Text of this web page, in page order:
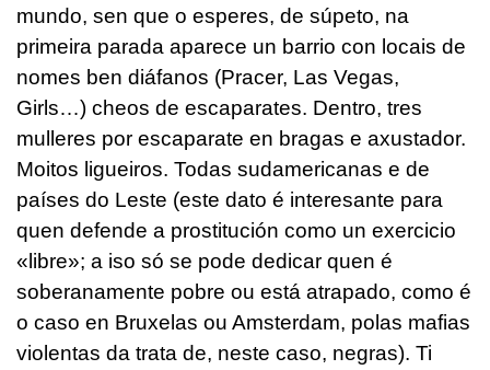
mundo, sen que o esperes, de súpeto, na
primeira parada aparece un barrio con locais de
nomes ben diáfanos (Pracer, Las Vegas,
Girls…) cheos de escaparates. Dentro, tres
mulleres por escaparate en bragas e axustador.
Moitos ligueiros. Todas sudamericanas e de
países do Leste (este dato é interesante para
quen defende a prostitución como un exercicio
«libre»; a iso só se pode dedicar quen é
soberanamente pobre ou está atrapado, como é
o caso en Bruxelas ou Amsterdam, polas mafias
violentas da trata de, neste caso, negras). Ti